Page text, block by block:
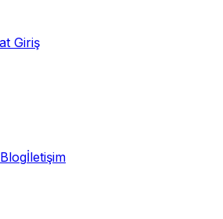
Giriş
Blogİletişim